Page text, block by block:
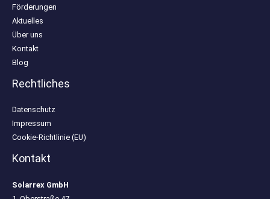
Förderungen
Aktuelles
Über uns
Kontakt
Blog
Rechtliches
Datenschutz
Impressum
Cookie-Richtlinie (EU)
Kontakt
Solarrex GmbH